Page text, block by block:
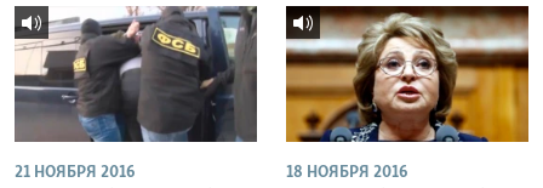
21 НОЯБРЯ 2016 18 НОЯБРЯ 2016